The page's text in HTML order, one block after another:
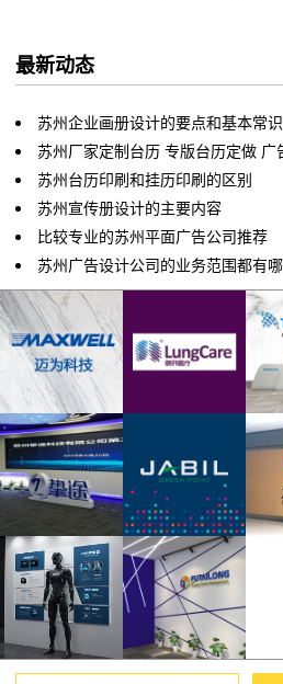
最新动态
苏州企业画册设计的要点和基本常识
苏州厂家定制台历 专版台历定做 广
苏州台历印刷和挂历印刷的区别
苏州宣传册设计的主要内容
比较专业的苏州平面广告公司推荐
苏州广告设计公司的业务范围都有